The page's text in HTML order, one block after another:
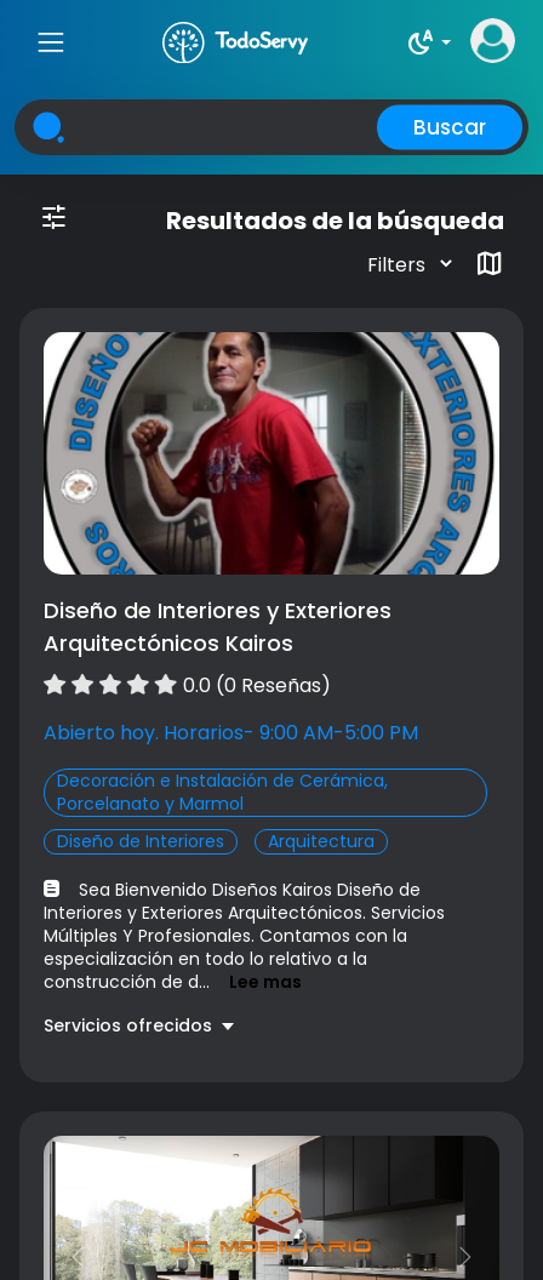
night_sight_auto
Buscar
tune
Resultados de la búsqueda
map
Diseño de Interiores y Exteriores
Arquitectónicos Kairos
0.0 (0 Reseñas)
Abierto hoy. Horarios- 9:00 AM-5:00 PM
Decoración e Instalación de Cerámica,
Porcelanato y Marmol
Diseño de Interiores
Arquitectura
Sea Bienvenido Diseños Kairos Diseño de
Interiores y Exteriores Arquitectónicos. Servicios
Múltiples Y Profesionales. Contamos con la
especialización en todo lo relativo a la
construcción de d...
Lee mas
Servicios ofrecidos
Previous Next